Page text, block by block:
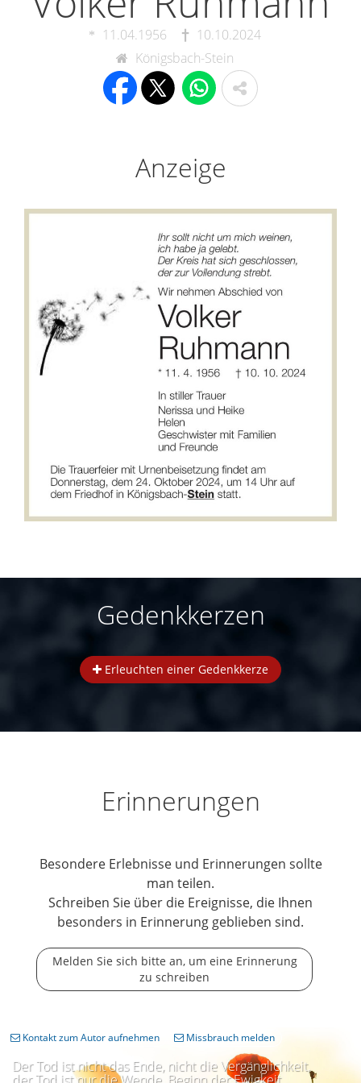
11.04.1956
10.10.2024
Königsbach-Stein
Anzeige
Gedenkkerzen
Erleuchten einer Gedenkkerze
Erinnerungen
Besondere Erlebnisse und Erinnerungen sollte
man teilen.
Schreiben Sie über die Ereignisse, die Ihnen
besonders in Erinnerung geblieben sind.
Melden Sie sich bitte an, um eine Erinnerung
zu schreiben
Der Tod ist nicht das Ende, nicht die Vergänglichkeit,
Kontakt zum Autor aufnehmen Missbrauch melden